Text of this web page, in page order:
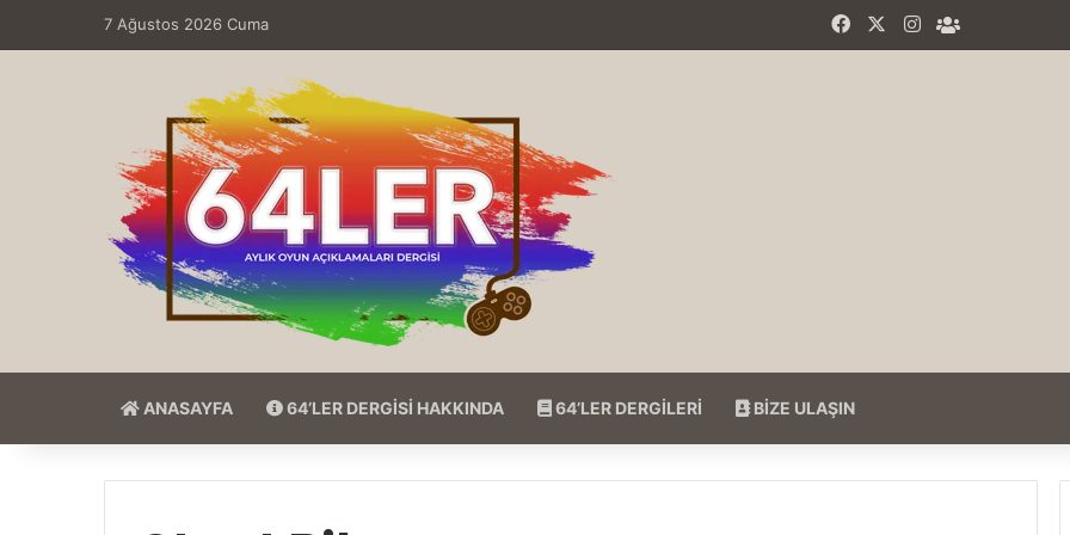
7 Ağustos 2026 Cuma FacebookInstagram
64'LER
ANASAYFA 64’LER DERGİSİ HAKKINDA 64’LER DERGİLERİ BİZE ULAŞIN